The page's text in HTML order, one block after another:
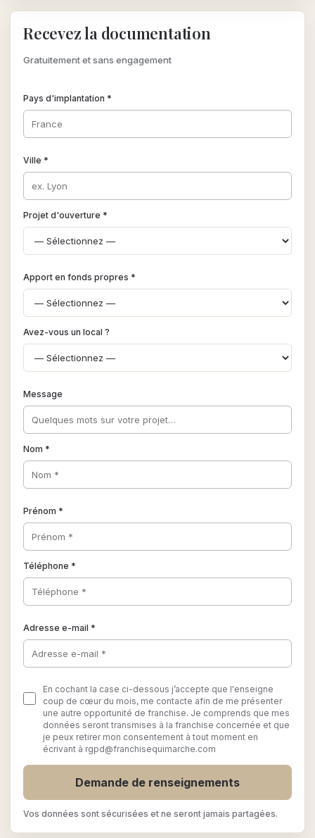
Recevez la documentation
Gratuitement et sans engagement
Pays d'implantation *
Ville *
Projet d'ouverture *
Apport en fonds propres *
Avez-vous un local ?
Message
Nom *
Prénom *
Téléphone *
Adresse e-mail *
En cochant la case ci-dessous j’accepte que l'enseigne
coup de cœur du mois, me contacte afin de me présenter
une autre opportunité de franchise. Je comprends que mes
données seront transmises à la franchise concernée et que
je peux retirer mon consentement à tout moment en
écrivant à rgpd@franchisequimarche.com
Demande de renseignements
Vos données sont sécurisées et ne seront jamais partagées.